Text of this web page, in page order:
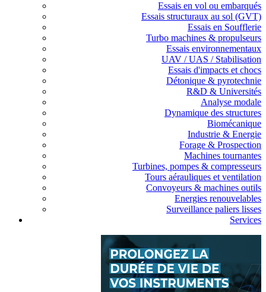
Essais en vol ou embarqués
Essais structuraux au sol (GVT)
Essais en Soufflerie
Turbo machines & propulseurs
Essais environnementaux
UAV / UAS / Stabilisation
Essais d'impacts et chocs
Détonique & pyrotechnie
R&D & Universités
Analyse modale
Dynamique des structures
Biomécanique
Industrie & Energie
Forage & Prospection
Machines tournantes
Turbines, pompes & compresseurs
Tours aérauliques et ventilation
Convoyeurs & machines outils
Energies renouvelables
Surveillance paliers lisses
Services